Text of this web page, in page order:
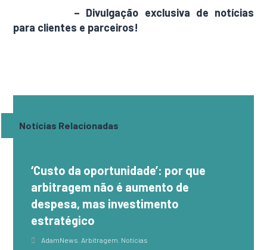
– Divulgação exclusiva de notícias
para clientes e parceiros!
Notícias Relacionadas
‘Custo da oportunidade’: por que
arbitragem não é aumento de
despesa, mas investimento
estratégico
AdamNews, Arbitragem, Notícias